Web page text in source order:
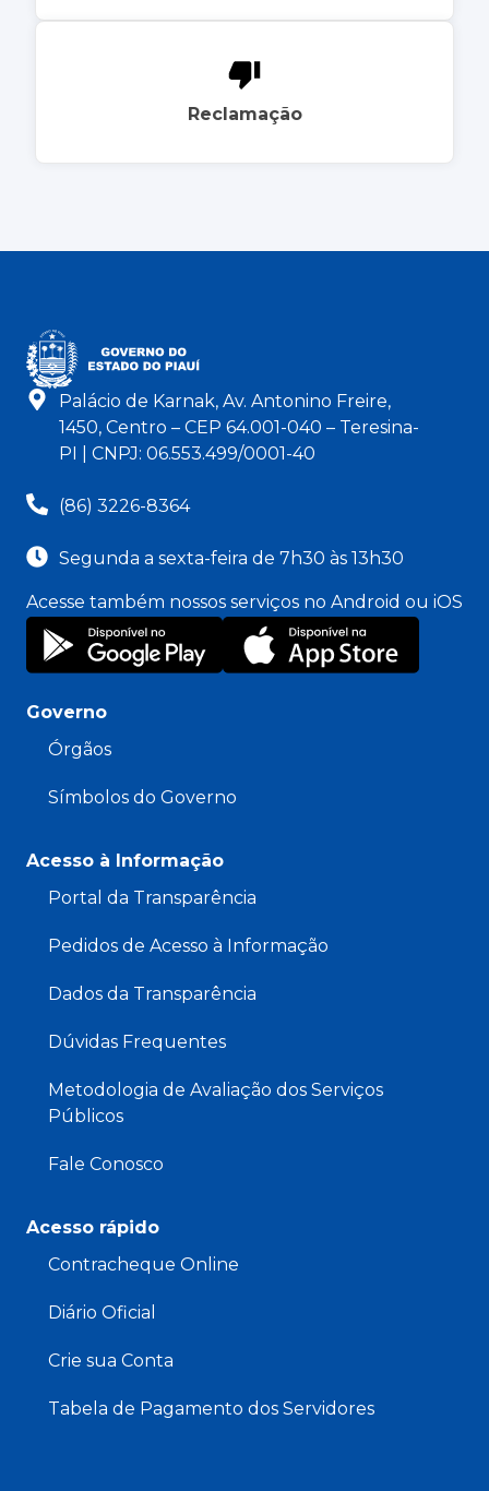
Reclamação
Palácio de Karnak, Av. Antonino Freire,
1450, Centro – CEP 64.001-040 – Teresina-
PI | CNPJ: 06.553.499/0001-40
(86) 3226-8364
Segunda a sexta-feira de 7h30 às 13h30
Acesse também nossos serviços no Android ou iOS
Governo
Órgãos
Símbolos do Governo
Acesso à Informação
Portal da Transparência
Pedidos de Acesso à Informação
Dados da Transparência
Dúvidas Frequentes
Metodologia de Avaliação dos Serviços
Públicos
Fale Conosco
Acesso rápido
Contracheque Online
Diário Oficial
Crie sua Conta
Tabela de Pagamento dos Servidores